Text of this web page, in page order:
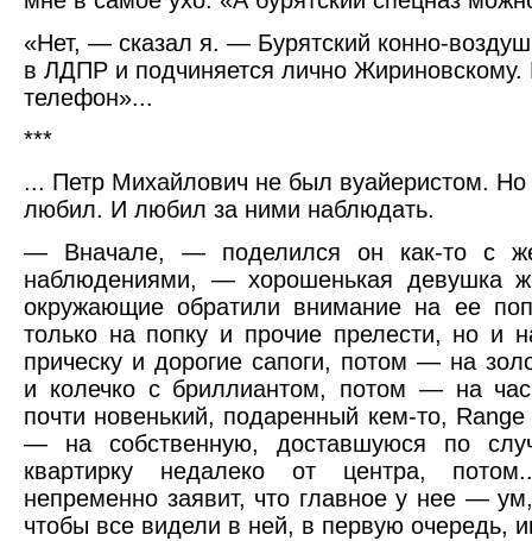
«Нет, — сказал я. — Бурятский конно-
в ЛДПР и подчиняется лично Жириновскому.
телефон»...
***
... Петр Михайлович не был вуайеристом.
любил. И любил за ними наблюдать.
— Вначале, — поделился он как-то с
наблюдениями, — хорошенькая девушка
окружающие обратили внимание на ее
только на попку и прочие прелести, но и
прическу и дорогие сапоги, потом — на
и колечко с бриллиантом, потом — на
почти новенький, подаренный кем-то,
— на собственную, доставшуюся по
квартирку недалеко от центра,
непременно заявит, что главное у нее —
чтобы все видели в ней, в первую очередь,